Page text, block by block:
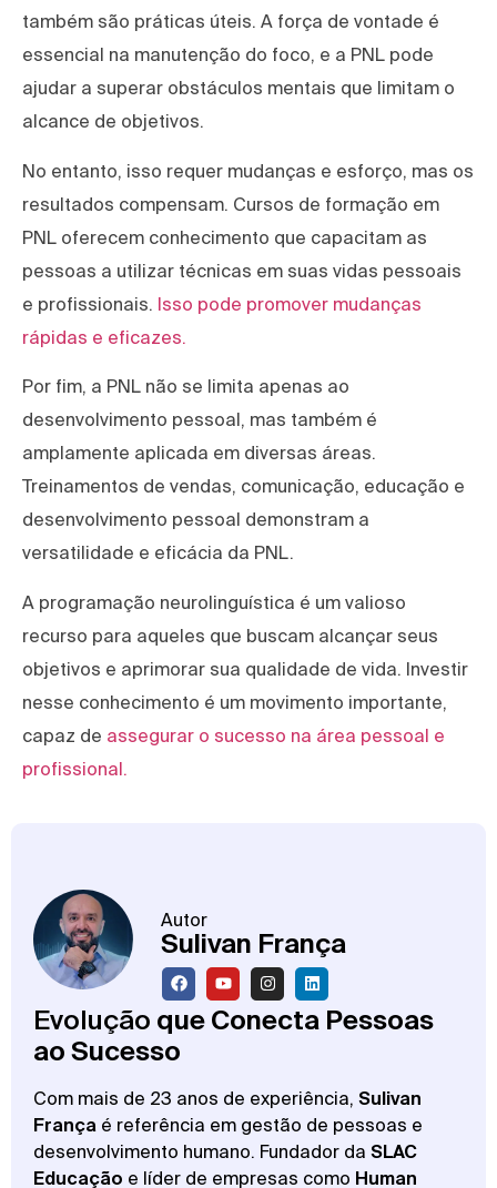
também são práticas úteis. A força de vontade é
essencial na manutenção do foco, e a PNL pode
ajudar a superar obstáculos mentais que limitam o
alcance de objetivos.
No entanto, isso requer mudanças e esforço, mas os
resultados compensam. Cursos de formação em
PNL oferecem conhecimento que capacitam as
pessoas a utilizar técnicas em suas vidas pessoais
e profissionais. Isso pode promover mudanças
rápidas e eficazes.
Por fim, a PNL não se limita apenas ao
desenvolvimento pessoal, mas também é
amplamente aplicada em diversas áreas.
Treinamentos de vendas, comunicação, educação e
desenvolvimento pessoal demonstram a
versatilidade e eficácia da PNL.
A programação neurolinguística é um valioso
recurso para aqueles que buscam alcançar seus
objetivos e aprimorar sua qualidade de vida. Investir
nesse conhecimento é um movimento importante,
capaz de assegurar o sucesso na área pessoal e
profissional.
Autor
Sulivan França
Evolução que Conecta Pessoas
ao Sucesso
Com mais de 23 anos de experiência, Sulivan
França é referência em gestão de pessoas e
desenvolvimento humano. Fundador da SLAC
Educação e líder de empresas como Human